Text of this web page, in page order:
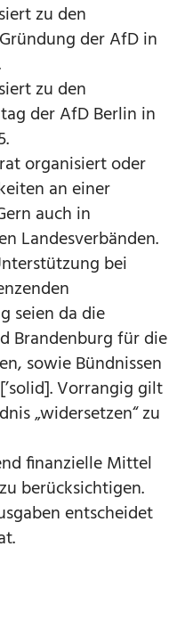
zu den
der AfD in
zu den
der AfD Berlin in
organisiert oder
an einer
auch in
Landesverbänden.
bei
seien da die
Brandenburg für die
sowie Bündnissen
Vorrangig gilt
„widersetzen“ zu
finanzielle Mittel
berücksichtigen.
entscheidet